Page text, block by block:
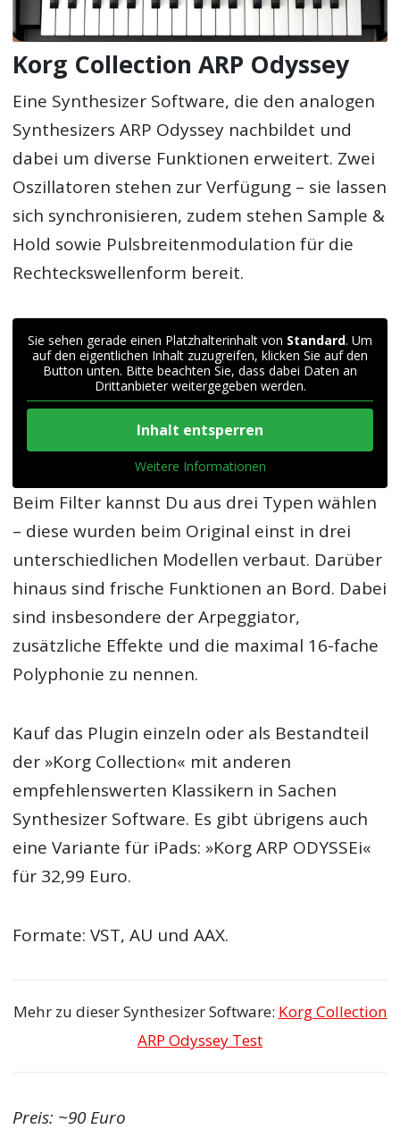
Korg Collection ARP Odyssey
Eine Synthesizer Software, die den analogen
Synthesizers ARP Odyssey nachbildet und
dabei um diverse Funktionen erweitert. Zwei
Oszillatoren stehen zur Verfügung – sie lassen
sich synchronisieren, zudem stehen Sample &
Hold sowie Pulsbreitenmodulation für die
Rechteckswellenform bereit.
Sie sehen gerade einen Platzhalterinhalt von Standard. Um
auf den eigentlichen Inhalt zuzugreifen, klicken Sie auf den
Button unten. Bitte beachten Sie, dass dabei Daten an
Drittanbieter weitergegeben werden.
Inhalt entsperren
Weitere Informationen
Beim Filter kannst Du aus drei Typen wählen
– diese wurden beim Original einst in drei
unterschiedlichen Modellen verbaut. Darüber
hinaus sind frische Funktionen an Bord. Dabei
sind insbesondere der Arpeggiator,
zusätzliche Effekte und die maximal 16-fache
Polyphonie zu nennen.
Kauf das Plugin einzeln oder als Bestandteil
der »Korg Collection« mit anderen
empfehlenswerten Klassikern in Sachen
Synthesizer Software. Es gibt übrigens auch
eine Variante für iPads: »Korg ARP ODYSSEi«
für 32,99 Euro.
Formate: VST, AU und AAX.
Mehr zu dieser Synthesizer Software: Korg Collection
ARP Odyssey Test
Preis: ~90 Euro